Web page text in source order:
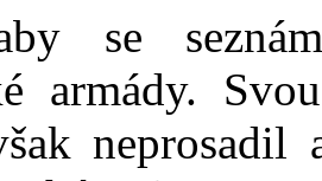
se
armády.